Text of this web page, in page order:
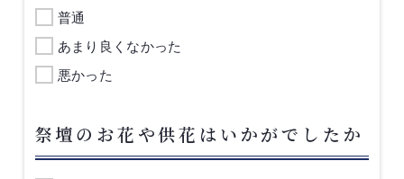
普通
あまり良くなかった
悪かった
祭壇のお花や供花はいかがでしたか